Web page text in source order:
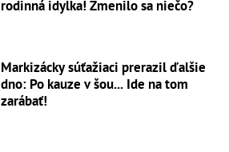
rodinná idylka! Zmenilo sa niečo?
Markizácky súťažiaci prerazil ďalšie
dno: Po kauze v šou... Ide na tom
zarábať!